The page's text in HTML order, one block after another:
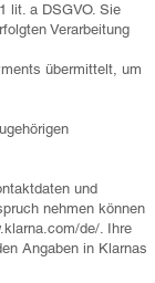
lit. a DSGVO. Sie
Verarbeitung
übermittelt, um
und
nehmen können
de/. Ihre
Angaben in Klarnas